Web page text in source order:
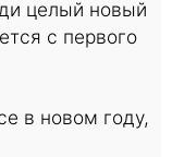
целый новый
с первого
в новом году,